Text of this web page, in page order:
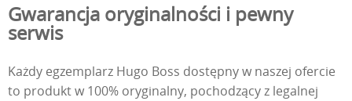
Gwarancja oryginalności i pewny
serwis
Każdy egzemplarz Hugo Boss dostępny w naszej ofercie
to produkt w 100% oryginalny, pochodzący z legalnej